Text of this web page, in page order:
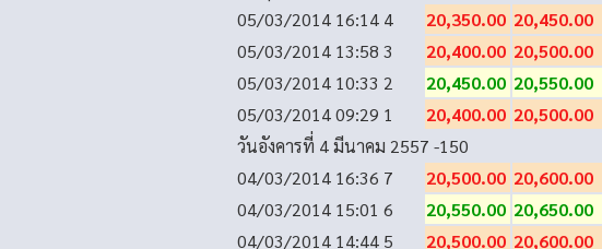
05/03/2014 16:14 4 20,350.00 20,450.00
05/03/2014 13:58 3 20,400.00 20,500.00
05/03/2014 10:33 2 20,450.00 20,550.00
05/03/2014 09:29 1 20,400.00 20,500.00
วันอังคารที่ 4 มีนาคม 2557 -150
04/03/2014 16:36 7 20,500.00 20,600.00
04/03/2014 15:01 6 20,550.00 20,650.00
04/03/2014 14:44 5 20,500.00 20,600.00